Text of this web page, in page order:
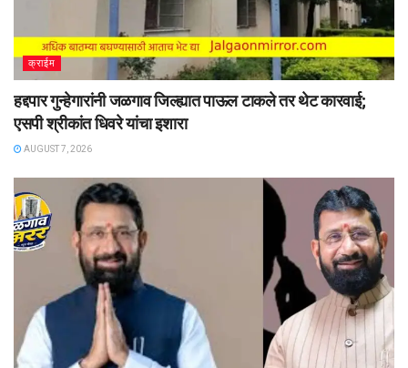
क्राईम
हद्दपार गुन्हेगारांनी जळगाव जिल्ह्यात पाऊल टाकले तर थेट कारवाई;
एसपी श्रीकांत धिवरे यांचा इशारा
AUGUST 7, 2026